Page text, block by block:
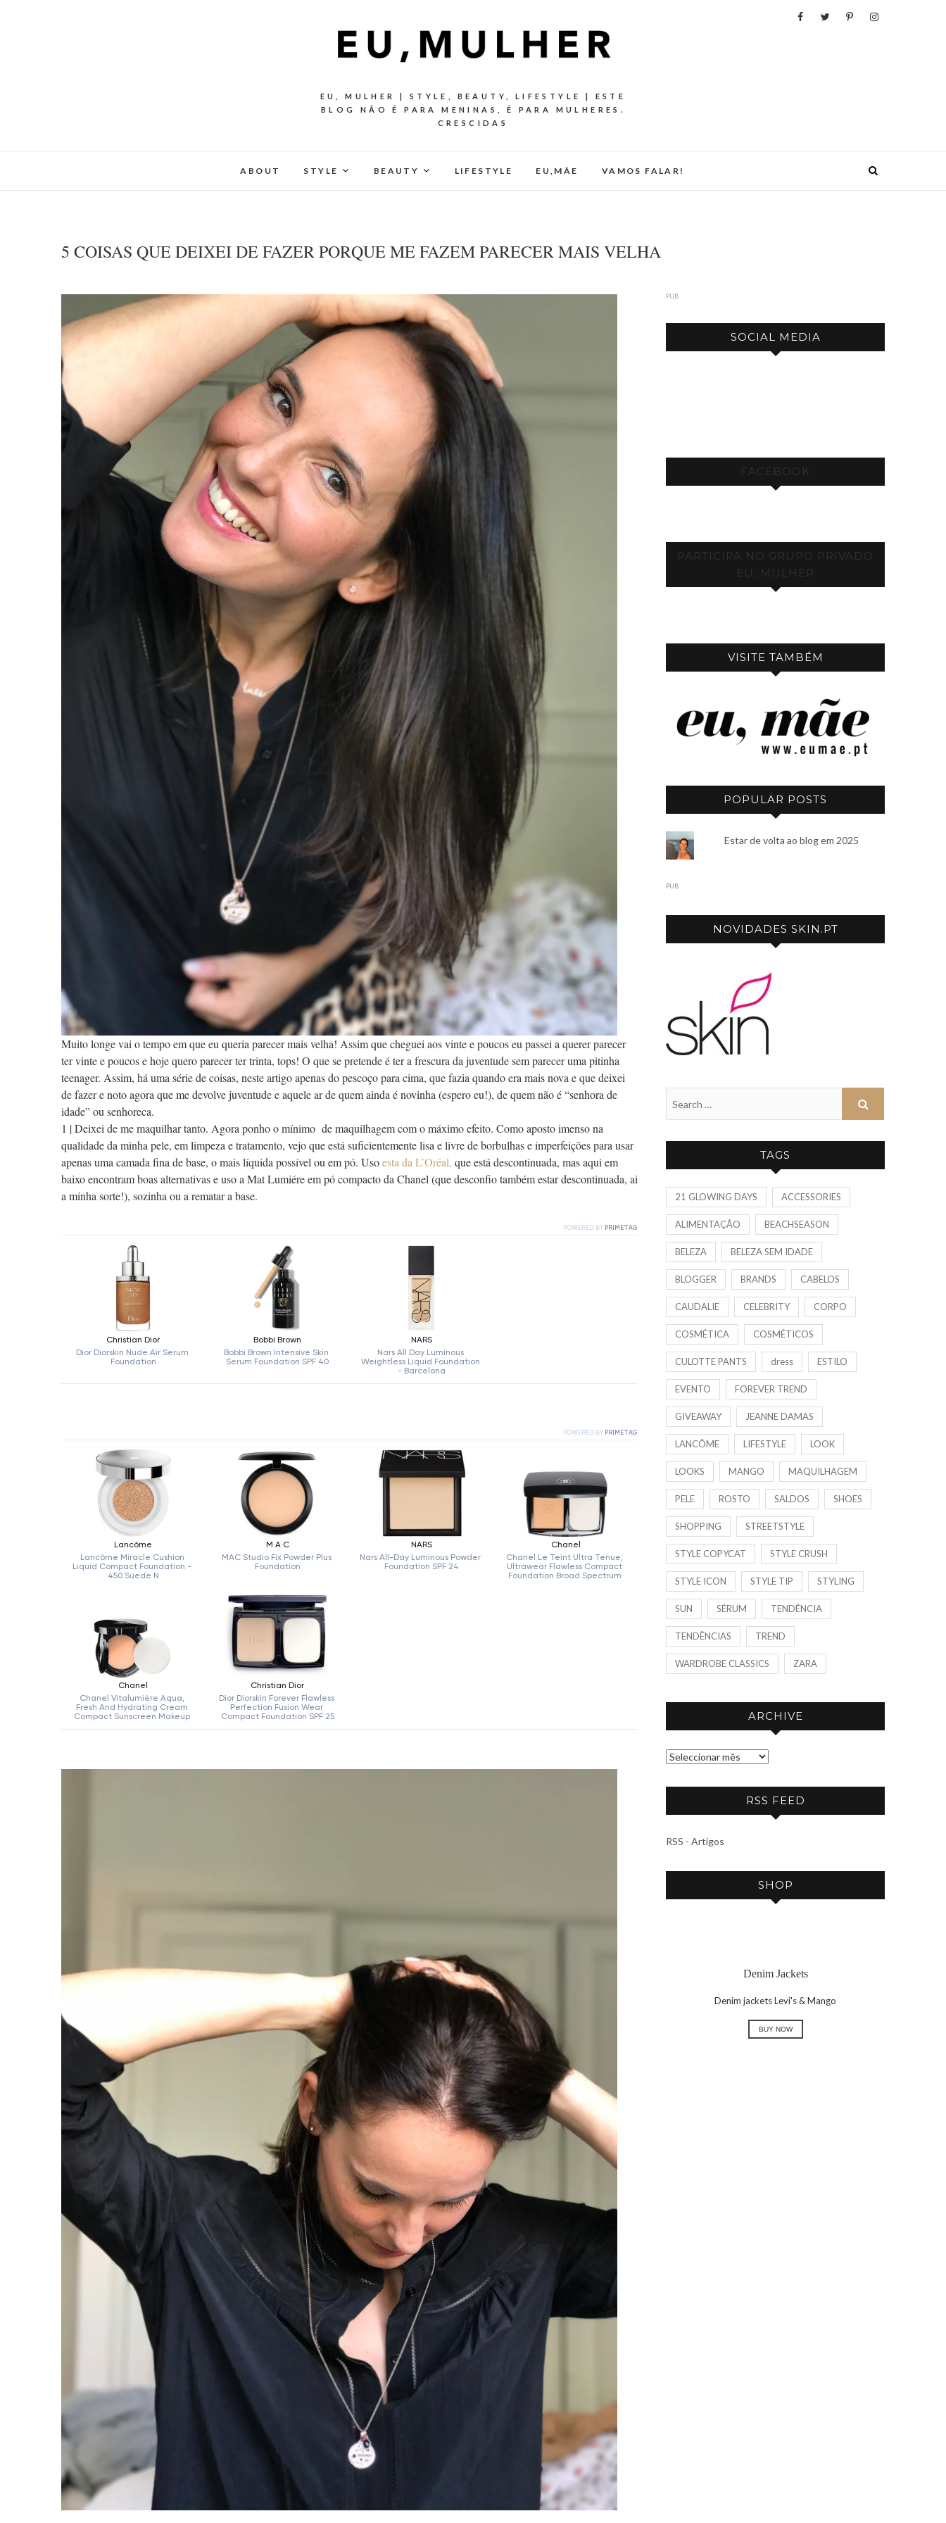
EU, MULHER | STYLE, BEAUTY, LIFESTYLE | ESTE
BLOG NÃO É PARA MENINAS, É PARA MULHERES.
CRESCIDAS
ABOUT STYLE BEAUTY LIFESTYLE EU,MÂE VAMOS FALAR!
5 COISAS QUE DEIXEI DE FAZER PORQUE ME FAZEM PARECER MAIS VELHA
Muito longe vai o tempo em que eu queria parecer mais velha! Assim que cheguei aos vinte e poucos eu passei a querer parecer
ter vinte e poucos e hoje quero parecer ter trinta, tops! O que se pretende é ter a frescura da juventude sem parecer uma pitinha
teenager. Assim, há uma série de coisas, neste artigo apenas do pescoço para cima, que fazia quando era mais nova e que deixei
de fazer e noto agora que me devolve juventude e aquele ar de quem ainda é novinha (espero eu!), de quem não é “senhora de
idade” ou senhoreca.
1 | Deixei de me maquilhar tanto. Agora ponho o mínimo de maquilhagem com o máximo efeito. Como aposto imenso na
qualidade da minha pele, em limpeza e tratamento, vejo que está suficientemente lisa e livre de borbulhas e imperfeições para usar
apenas uma camada fina de base, o mais líquida possível ou em pó. Usoesta da L’Oréal, que está descontinuada, mas aqui em
baixo encontram boas alternativas e uso a Mat Lumiére em pó compacto da Chanel (que desconfio também estar descontinuada, ai
a minha sorte!), sozinha ou a rematar a base.
PUB
SOCIAL MEDIA
FACEBOOK
PARTICIPA NO GRUPO PRIVADO
EU, MULHER
VISITE TAMBÉM
POPULAR POSTS
Estar de volta ao blog em 2025
PUB
NOVIDADES SKIN.PT
TAGS
21 GLOWING DAYS ACCESSORIES
ALIMENTAÇÃO BEACHSEASON
BELEZA BELEZA SEM IDADE
BLOGGER BRANDS CABELOS
CAUDALIE CELEBRITY CORPO
COSMÉTICA COSMÉTICOS
CULOTTE PANTS dress ESTILO
EVENTO FOREVER TREND
GIVEAWAY JEANNE DAMAS
LANCÔME LIFESTYLE LOOK
LOOKS MANGO MAQUILHAGEM
PELE ROSTO SALDOS SHOES
SHOPPING STREETSTYLE
STYLE COPYCAT STYLE CRUSH
STYLE ICON STYLE TIP STYLING
SUN SÉRUM TENDÊNCIA
TENDÊNCIAS TREND
WARDROBE CLASSICS ZARA
ARCHIVE
A
V
RSS FEED
RSS - Artigos
SHOP
Denim Jackets
Denim jackets Levi's & Mango
BUY NOW